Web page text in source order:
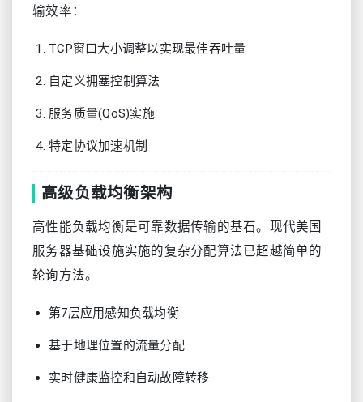
输效率：
TCP窗口大小调整以实现最佳吞吐量
自定义拥塞控制算法
服务质量(QoS)实施
特定协议加速机制
高级负载均衡架构
高性能负载均衡是可靠数据传输的基石。现代美国
服务器基础设施实施的复杂分配算法已超越简单的
轮询方法。
第7层应用感知负载均衡
基于地理位置的流量分配
实时健康监控和自动故障转移